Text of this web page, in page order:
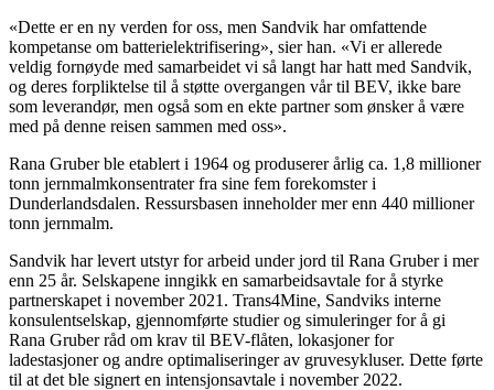
«Dette er en ny verden for oss, men Sandvik har omfattende
kompetanse om batterielektrifisering», sier han. «Vi er allerede
veldig fornøyde med samarbeidet vi så langt har hatt med Sandvik,
og deres forpliktelse til å støtte overgangen vår til BEV, ikke bare
som leverandør, men også som en ekte partner som ønsker å være
med på denne reisen sammen med oss».
Rana Gruber ble etablert i 1964 og produserer årlig ca. 1,8 millioner
tonn jernmalmkonsentrater fra sine fem forekomster i
Dunderlandsdalen. Ressursbasen inneholder mer enn 440 millioner
tonn jernmalm.
Sandvik har levert utstyr for arbeid under jord til Rana Gruber i mer
enn 25 år. Selskapene inngikk en samarbeidsavtale for å styrke
partnerskapet i november 2021. Trans4Mine, Sandviks interne
konsulentselskap, gjennomførte studier og simuleringer for å gi
Rana Gruber råd om krav til BEV-flåten, lokasjoner for
ladestasjoner og andre optimaliseringer av gruvesykluser. Dette førte
til at det ble signert en intensjonsavtale i november 2022.